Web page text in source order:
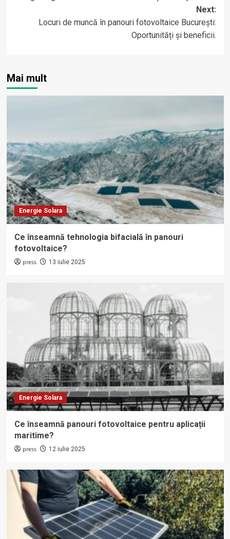
Next:
Locuri de muncă în panouri fotovoltaice București:
Oportunități și beneficii.
Mai mult
Energie Solara
Ce înseamnă tehnologia bifacială în panouri
fotovoltaice?
press 13 iulie 2025
Energie Solara
Ce înseamnă panouri fotovoltaice pentru aplicații
maritime?
press 12 iulie 2025